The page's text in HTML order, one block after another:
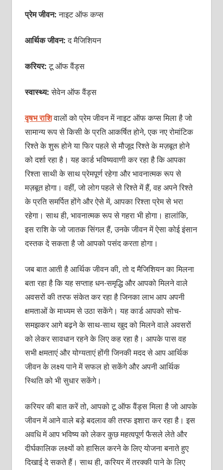
प्रेम जीवन:नाइट ऑफ कप्स
आर्थिक जीवन:द मैजिशियन
करियर:टू ऑफ वैंड्स
स्वास्थ्य:सेवेन ऑफ वैंड्स
वृषभ राशिवालों को प्रेम जीवन में नाइट ऑफ कप्स मिला है जो
सामान्य रूप से किसी के प्रति आकर्षित होने, एक नए रोमांटिक
रिश्ते के शुरू होने या फिर पहले से मौजूद रिश्ते के मज़बूत होने
को दर्शा रहा है। यह कार्ड भविष्यवाणी कर रहा है कि आपका
रिश्ता साथी के साथ प्रेमपूर्ण रहेगा और भावनात्मक रूप से
मज़बूत होगा। वहीं, जो लोग पहले से रिश्ते में हैं, वह अपने रिश्ते
के प्रति समर्पित होंगे और ऐसे में, आपका रिश्ता प्रेम से भरा
रहेगा। साथ ही, भावनात्मक रूप से गहरा भी होगा। हालांकि,
इस राशि के जो जातक सिंगल हैं, उनके जीवन में ऐसा कोई इंसान
दस्तक दे सकता है जो आपको पसंद करता होगा।
जब बात आती है आर्थिक जीवन की, तो द मैजिशियन का मिलना
बता रहा है कि यह सप्ताह धन-समृद्धि और आपको मिलने वाले
अवसरों की तरफ संकेत कर रहा है जिनका लाभ आप अपनी
क्षमताओं के माध्यम से उठा सकेंगे। यह कार्ड आपको सोच-
समझकर आगे बढ़ने के साथ-साथ खुद को मिलने वाले अवसरों
को लेकर सावधान रहने के लिए कह रहा है। आपके पास वह
सभी क्षमताएं और योग्यताएं होंगी जिनकी मदद से आप आर्थिक
जीवन के लक्ष्य पाने में सफल हो सकेंगे और अपनी आर्थिक
स्थिति को भी सुधार सकेंगे।
करियर की बात करें तो, आपको टू ऑफ वैंड्स मिला है जो आपके
जीवन में आने वाले बड़े बदलाव की तरफ इशारा कर रहा है। इस
अवधि में आप भविष्य को लेकर कुछ महत्वपूर्ण फैसले लेते और
दीर्घकालिक लक्ष्यों को हासिल करने के लिए योजना बनाते हुए
दिखाई दे सकते हैं। साथ ही, करियर में तरक्की पाने के लिए